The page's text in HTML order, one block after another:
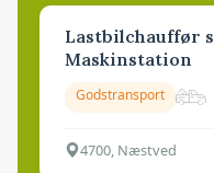
Lastbilchauffør
Maskinstation
Godstransport
4700, Næstved